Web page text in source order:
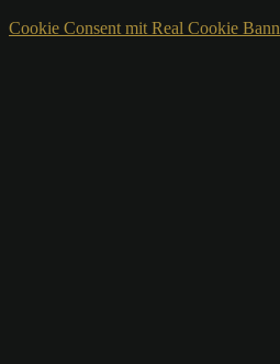
Cookie Consent mit Real Cookie